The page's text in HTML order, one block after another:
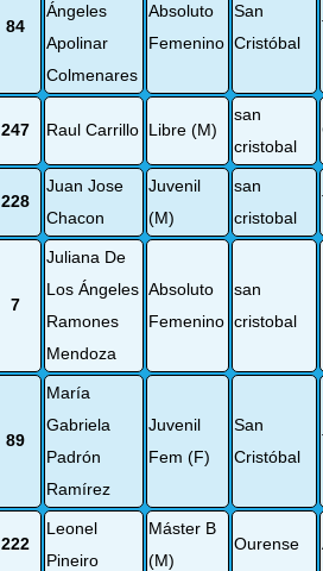
84
Ángeles
Apolinar
Colmenares
Absoluto
Femenino
San
Cristóbal
247 Raul Carrillo Libre (M)
san
cristobal
228
Juan Jose
Chacon
Juvenil
(M)
san
cristobal
7
Juliana De
Los Ángeles
Ramones
Mendoza
Absoluto
Femenino
san
cristobal
89
María
Gabriela
Padrón
Ramírez
Juvenil
Fem (F)
San
Cristóbal
222
Leonel
Pineiro
Máster B
(M)
Ourense